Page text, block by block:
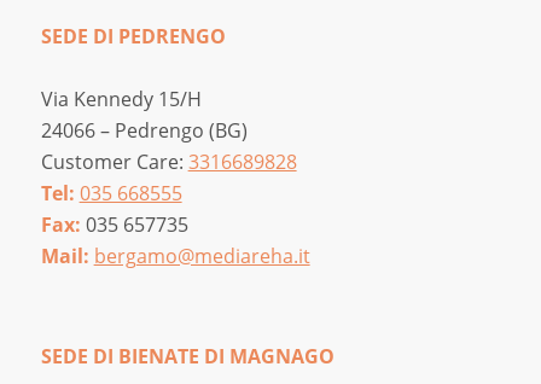
SEDE DI PEDRENGO
Via Kennedy 15/H
24066 – Pedrengo (BG)
Customer Care: 3316689828
Tel: 035 668555
Fax: 035 657735
Mail: bergamo@mediareha.it
SEDE DI BIENATE DI MAGNAGO